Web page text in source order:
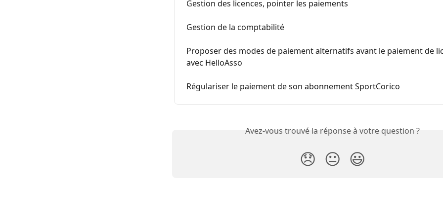
Gestion des licences, pointer les paiements
Gestion de la comptabilité
Proposer des modes de paiement alternatifs avant le paiement de
avec HelloAsso
Régulariser le paiement de son abonnement SportCorico
Avez-vous trouvé la réponse à votre question ?
😞 😐 😃